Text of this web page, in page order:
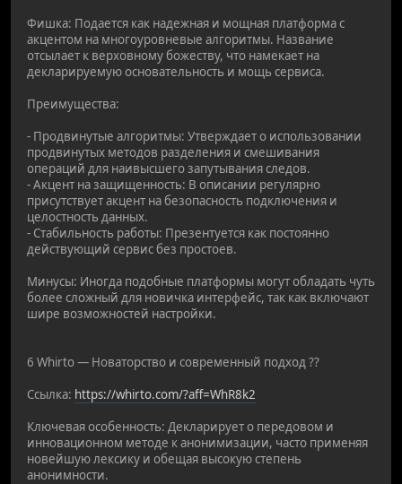
Фишка: Подается как надежная и мощная платформа с
акцентом на многоуровневые алгоритмы. Название
отсылает к верховному божеству, что намекает на
декларируемую основательность и мощь сервиса.
Преимущества:
- Продвинутые алгоритмы: Утверждает о использовании
продвинутых методов разделения и смешивания
операций для наивысшего запутывания следов.
- Акцент на защищенность: В описании регулярно
присутствует акцент на безопасность подключения и
целостность данных.
- Стабильность работы: Презентуется как постоянно
действующий сервис без простоев.
Минусы: Иногда подобные платформы могут обладать чуть
более сложный для новичка интерфейс, так как включают
шире возможностей настройки.
6 Whirto — Новаторство и современный подход ??
Ссылка: https://whirto.com/?aff=WhR8k2
Ключевая особенность: Декларирует о передовом и
инновационном методе к анонимизации, часто применяя
новейшую лексику и обещая высокую степень
анонимности.